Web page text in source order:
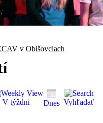
v Obišovciach
V týždni Dnes Vyhľadať